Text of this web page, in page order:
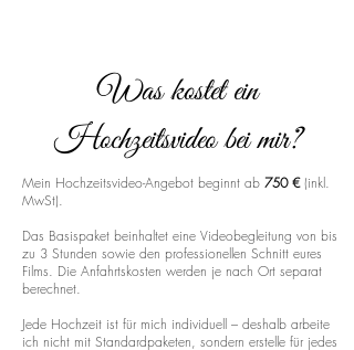
Was kostet ein
Hochzeitsvideo bei mir?
Mein Hochzeitsvideo-Angebot beginnt ab 750 € (inkl.
MwSt).
Das Basispaket beinhaltet eine Videobegleitung von bis
zu 3 Stunden sowie den professionellen Schnitt eures
Films. Die Anfahrtskosten werden je nach Ort separat
berechnet.
Jede Hochzeit ist für mich individuell – deshalb arbeite
ich nicht mit Standardpaketen, sondern erstelle für jedes